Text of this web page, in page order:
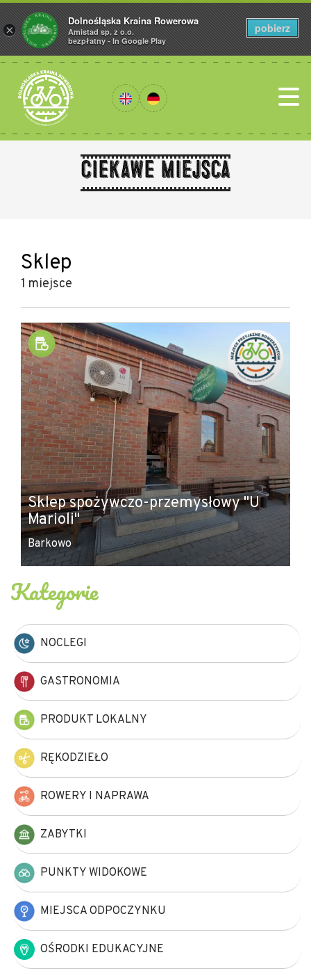
Ciekawe miejsca
Sklep
1 miejsce
+
−
Sklep spożywczo-przemysłowy "U
Marioli"
Barkowo
Kategorie
NOCLEGI
GASTRONOMIA
PRODUKT LOKALNY
RĘKODZIEŁO
ROWERY I NAPRAWA
ZABYTKI
PUNKTY WIDOKOWE
MIEJSCA ODPOCZYNKU
OŚRODKI EDUKACYJNE
×
Dolnośląska Kraina Rowerowa
Amistad sp. z o.o.
bezpłatny - In Google Play
pobierz